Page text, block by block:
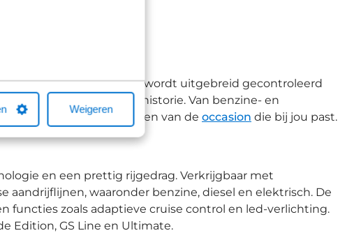
Weigeren
Opel Mokka occasion wordt uitgebreid gecontroleerd
duidelijke onderhoudshistorie. Van benzine- en
je graag bij het vinden van de occasion die bij jou past.
en een prettig rijgedrag. Verkrijgbaar met
waaronder benzine, diesel en elektrisch. De
zoals adaptieve cruise control en led-verlichting.
Edition, GS Line en Ultimate.